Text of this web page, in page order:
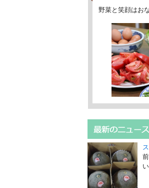
野菜と笑顔はお